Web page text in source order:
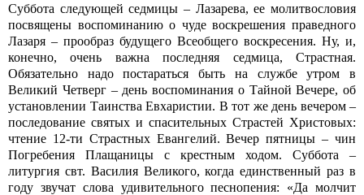
Суббота следующей седмицы – Лазарева, ее молитвословия
посвящены воспоминанию о чуде воскрешения праведного
Лазаря – прообраз будущего Всеобщего воскресения. Ну, и,
конечно, очень важна последняя седмица, Страстная.
Обязательно надо постараться быть на службе утром в
Великий Четверг – день воспоминания о Тайной Вечере, об
установлении Таинства Евхаристии. В тот же день вечером –
последование святых и спасительных Страстей Христовых:
чтение 12-ти Страстных Евангелий. Вечер пятницы – чин
Погребения Плащаницы с крестным ходом. Суббота –
литургия свт. Василия Великого, когда единственный раз в
году звучат слова удивительного песнопения: «Да молчит